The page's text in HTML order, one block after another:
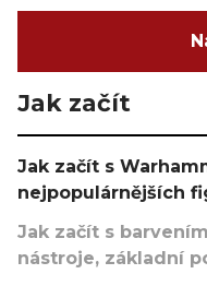
Jak začít
Jak začít s
nejpopulárnějších
Jak začít s
nástroje, základní